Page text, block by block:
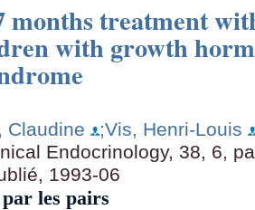
months treatment
with growth
Claudine
;Vis, Henri-Louis
Endocrinology, 38, 6,
1993-06
les pairs